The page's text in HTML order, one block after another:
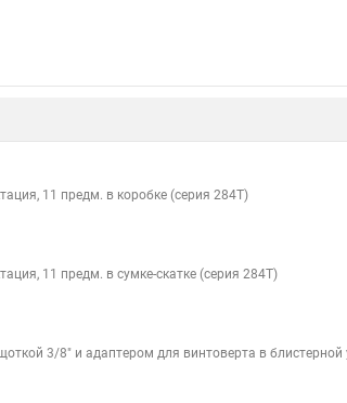
11 предм. в коробке (серия 284T)
11 предм. в сумке-скатке (серия 284T)
3/8" и адаптером для винтоверта в блистерной